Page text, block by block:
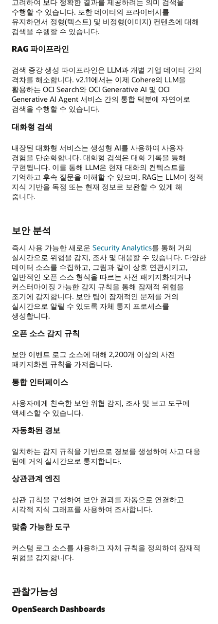
고려하여 보다 정확한 결과를 제공하려는 의미 검색을
수행할 수 있습니다. 또한 데이터의 프라이버시를
유지하면서 정형(텍스트) 및 비정형(이미지) 컨텐츠에 대해
검색을 수행할 수 있습니다.
RAG 파이프라인
검색 증강 생성 파이프라인은 LLM과 개별 기업 데이터 간의
격차를 해소합니다. v2.11에서는 이제 Cohere의 LLM을
활용하는 OCI Search와 OCI Generative AI 및 OCI
Generative AI Agent 서비스 간의 통합 덕분에 자연어로
검색을 수행할 수 있습니다.
대화형 검색
내장된 대화형 서비스는 생성형 AI를 사용하여 사용자
경험을 단순화합니다. 대화형 검색은 대화 기록을 통해
구현됩니다. 이를 통해 LLM은 현재 대화의 컨텍스트를
기억하고 후속 질문을 이해할 수 있으며, RAG는 LLM이 정적
지식 기반을 독점 또는 현재 정보로 보완할 수 있게 해
줍니다.
보안 분석
즉시 사용 가능한 새로운 Security Analytics를 통해 거의
실시간으로 위협을 감지, 조사 및 대응할 수 있습니다. 다양한
데이터 소스를 수집하고, 그림과 같이 상호 연관시키고,
일반적인 오픈 소스 형식을 따르는 사전 패키지화되거나
커스터마이징 가능한 감지 규칙을 통해 잠재적 위협을
조기에 감지합니다. 보안 팀이 잠재적인 문제를 거의
실시간으로 알릴 수 있도록 자체 통지 프로세스를
생성합니다.
오픈 소스 감지 규칙
보안 이벤트 로그 소스에 대해 2,200개 이상의 사전
패키지화된 규칙을 가져옵니다.
통합 인터페이스
사용자에게 친숙한 보안 위협 감지, 조사 및 보고 도구에
액세스할 수 있습니다.
자동화된 경보
일치하는 감지 규칙을 기반으로 경보를 생성하여 사고 대응
팀에 거의 실시간으로 통지합니다.
상관관계 엔진
상관 규칙을 구성하여 보안 결과를 자동으로 연결하고
시각적 지식 그래프를 사용하여 조사합니다.
맞춤 가능한 도구
커스텀 로그 소스를 사용하고 자체 규칙을 정의하여 잠재적
위협을 감지합니다.
관찰가능성
OpenSearch Dashboards